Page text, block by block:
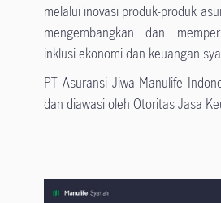
melalui inovasi produk-produk
mengembangkan dan
inklusi ekonomi dan keuangan
PT Asuransi Jiwa Manulife
dan diawasi oleh Otoritas Jasa